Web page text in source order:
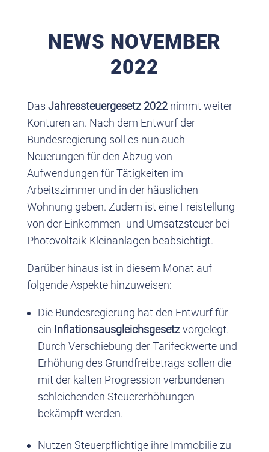
NEWS NOVEMBER
2022
Das Jahressteuergesetz 2022nimmt weiter
Konturen an. Nach dem Entwurf der
Bundesregierung soll es nun auch
Neuerungen für den Abzug von
Aufwendungen für Tätigkeiten im
Arbeitszimmer und in der häuslichen
Wohnung geben. Zudem ist eine Freistellung
von der Einkommen- und Umsatzsteuer bei
Photovoltaik-Kleinanlagen beabsichtigt.
Darüber hinaus ist in diesem Monat auf
folgende Aspekte hinzuweisen:
Die Bundesregierung hat den Entwurf für
ein Inflationsausgleichsgesetzvorgelegt.
Durch Verschiebung der Tarifeckwerte und
Erhöhung des Grundfreibetrags sollen die
mit der kalten Progression verbundenen
schleichenden Steuererhöhungen
bekämpft werden.
Nutzen Steuerpflichtige ihre Immobilie zu